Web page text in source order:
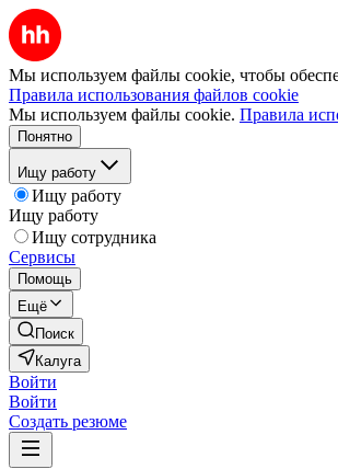
Мы используем файлы cookie, чтобы
Правила использования файлов cookie
Мы используем файлы cookie. Правила
Понятно
Ищу работу
Ищу работу
Ищу работу
Ищу сотрудника
Сервисы
Помощь
Ещё
Поиск
Калуга
Войти
Войти
Создать резюме